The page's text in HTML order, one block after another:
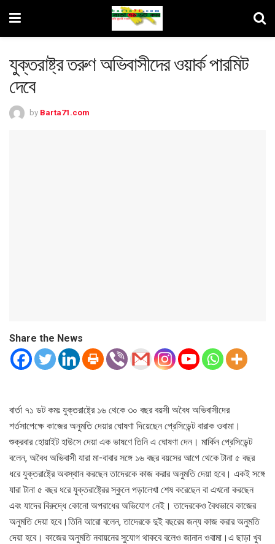
যুক্তরাষ্ট্র তরুণ অভিবাসীদের ওয়ার্ক পারমিট
দেবে
by Barta71.com
Share the News
বার্তা ৭১ ডট কমঃ যুক্তরাষ্ট্রে ১৬ থেকে ৩০ বছর বয়সী অবৈধ অভিবাসীদের
শর্তসাপেক্ষে কাজের অনুমতি দেয়ার ঘোষণা দিয়েছেন প্রেসিডেন্ট বারাক ওবামা।
শুক্রবার হোয়াইট হাউসে দেয়া এক ভাষণে তিনি এ ঘোষণা দেন। মার্কিন প্রেসিডেন্ট
বলেন, অবৈধ অভিবাসী যারা মা-বাবার সঙ্গে ১৬ বছর বয়সের আগে থেকে টানা ৫ বছর
ধরে যুক্তরাষ্ট্রে অবস্থান করছেন তাদেরকে কাজ করার অনুমতি দেয়া হবে। একই সঙ্গে
যারা টানা ৫ বছর ধরে যুক্তরাষ্ট্রের স্কুলে পড়ালেখা শেষ করেছেন বা এখনো করছেন
এবং যাদের বিরুদ্ধে কোনো অপরাধের অভিযোগ নেই। তাদেরকেও বৈধভাবে কাজের
অনুমতি দেয়া হবে।তিনি আরো বলেন, তাদেরকে দুই বছরের জন্য কাজ করার অনুমতি
দেয়া হবে। কাজের অনুমতি নবায়নের সুযোগ থাকবে বলেও জানান ওবামা।এ ছাড়া খুব